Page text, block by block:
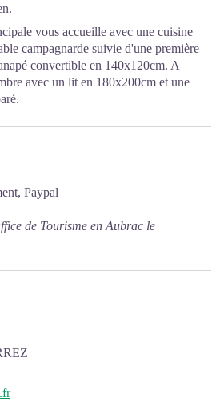
vous accueille avec une cuisine
campagnarde suivie d'une première
convertible en 140x120cm. A
avec un lit en 180x200cm et une
Paypal
de Tourisme en Aubrac le